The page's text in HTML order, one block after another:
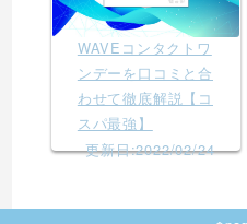
WAVEコンタクトワ
ンデーを口コミと合
わせて徹底解説【コ
スパ最強】
更新日:2022/02/24